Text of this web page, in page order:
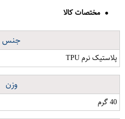
مختصات کالا
جنس
پلاستیک نرم TPU
وزن
40 گرم